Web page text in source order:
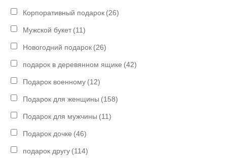
Корпоративный подарок (26)
Мужской букет (11)
Новогодний подарок (26)
подарок в деревянном ящике (42)
Подарок военному (12)
Подарок для женщины (158)
Подарок для мужчины (11)
Подарок дочке (46)
подарок другу (114)